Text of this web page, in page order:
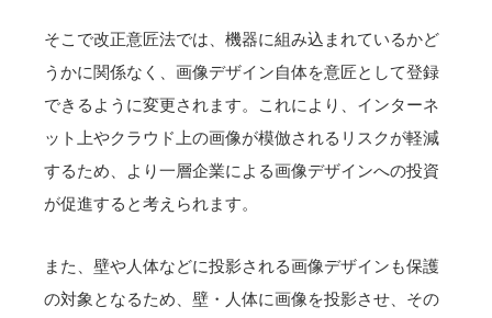
そこで改正意匠法では、機器に組み込まれているかど
うかに関係なく、画像デザイン自体を意匠として登録
できるように変更されます。これにより、インターネ
ット上やクラウド上の画像が模倣されるリスクが軽減
するため、より一層企業による画像デザインへの投資
が促進すると考えられます。
また、壁や人体などに投影される画像デザインも保護
の対象となるため、壁・人体に画像を投影させ、その